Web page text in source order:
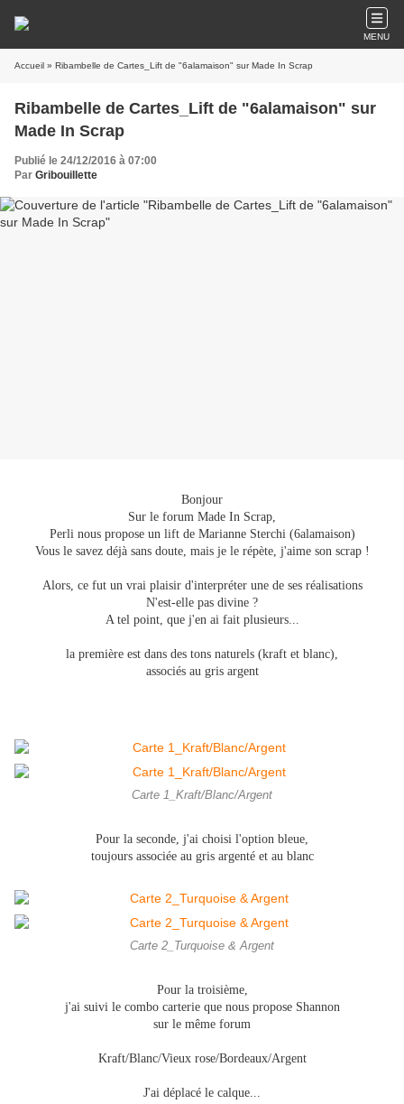
MENU
Accueil » Ribambelle de Cartes_Lift de "6alamaison" sur Made In Scrap
Ribambelle de Cartes_Lift de "6alamaison" sur
Made In Scrap
Publié le 24/12/2016 à 07:00
Par Gribouillette
Bonjour
Sur le forum Made In Scrap,
Perli nous propose un lift de Marianne Sterchi (6alamaison)
Vous le savez déjà sans doute, mais je le répète, j'aime son scrap !
Alors, ce fut un vrai plaisir d'interpréter une de ses réalisations
N'est-elle pas divine ?
A tel point, que j'en ai fait plusieurs...
la première est dans des tons naturels (kraft et blanc),
associés au gris argent
Carte 1_Kraft/Blanc/Argent
Pour la seconde, j'ai choisi l'option bleue,
toujours associée au gris argenté et au blanc
Carte 2_Turquoise & Argent
Pour la troisième,
j'ai suivi le combo carterie que nous propose Shannon
sur le même forum
Kraft/Blanc/Vieux rose/Bordeaux/Argent
J'ai déplacé le calque...